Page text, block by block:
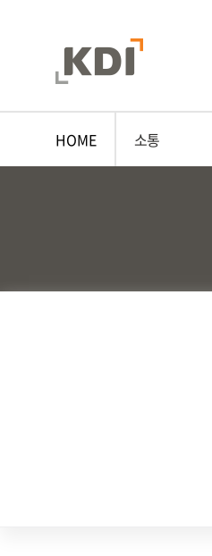
HOME 소통